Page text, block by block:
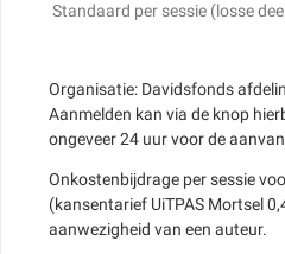
Standaard per sessie (losse
Organisatie: Davidsfonds
Aanmelden kan via de knop
ongeveer 24 uur voor de
Onkostenbijdrage per sessie
(kansentarief UiTPAS Mortsel
aanwezigheid van een auteur.